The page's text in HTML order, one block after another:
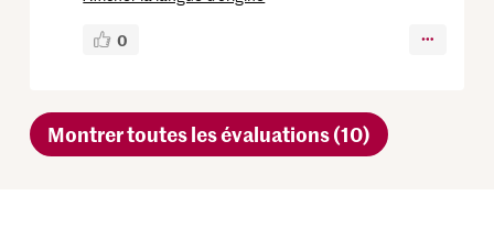
0
Montrer toutes les évaluations (10)